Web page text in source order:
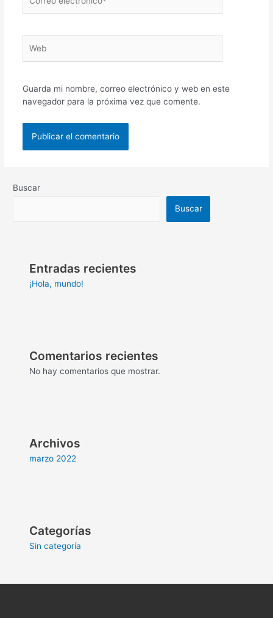
electrónico*
Guarda mi nombre, correo electrónico y web en este
navegador para la próxima vez que comente.
Buscar
Buscar
Entradas recientes
¡Hola, mundo!
Comentarios recientes
No hay comentarios que mostrar.
Archivos
marzo 2022
Categorías
Sin categoría